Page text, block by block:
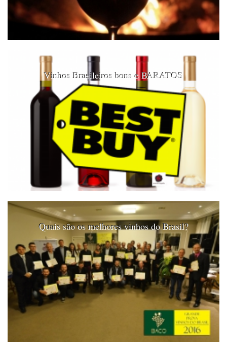
Vinhos Brasileiros bons e BARATOS
Quais são os melhores vinhos do Brasil?